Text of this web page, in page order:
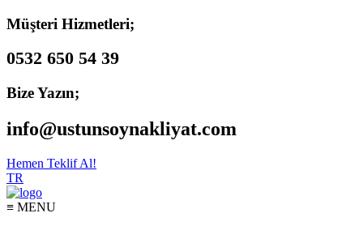
Müşteri Hizmetleri;
0532 650 54 39
Bize Yazın;
info@ustunsoynakliyat.com
Hemen Teklif Al!
TR
≡ MENU